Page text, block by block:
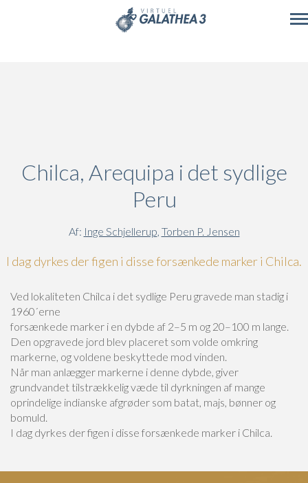
Chilca, Arequipa i det sydlige
Peru
Af: Inge Schjellerup, Torben P. Jensen
I dag dyrkes der figen i disse forsænkede marker i Chilca.
Ved lokaliteten Chilca i det sydlige Peru gravede man stadig i
1960´erne
forsænkede marker i en dybde af 2–5 m og 20–100 m lange.
Den opgravede jord blev placeret som volde omkring
markerne, og voldene beskyttede mod vinden.
Når man anlægger markerne i denne dybde, giver
grundvandet tilstrækkelig væde til dyrkningen af mange
oprindelige indianske afgrøder som batat, majs, bønner og
bomuld.
I dag dyrkes der figen i disse forsænkede marker i Chilca.